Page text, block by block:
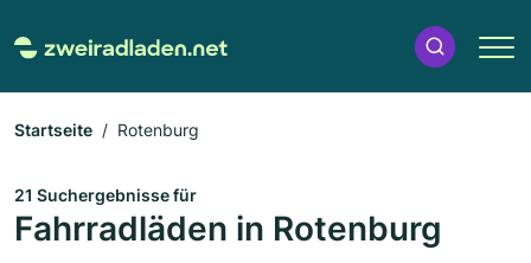
Startseite Rotenburg
21 Suchergebnisse für
Fahrradläden in Rotenburg